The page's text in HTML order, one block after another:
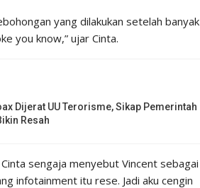
yang dilakukan setelah banyak
you know,” ujar Cinta.
Dijerat UU Terorisme, Sikap Pemerintah
Resah
sengaja menyebut Vincent sebagai
infotainment itu rese. Jadi aku cengin